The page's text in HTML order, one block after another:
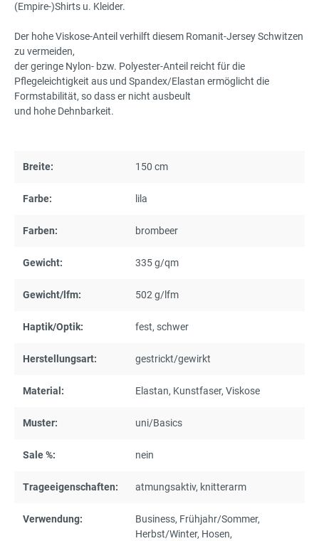
(Empire-)Shirts u. Kleider.
Der hohe Viskose-Anteil verhilft diesem Romanit-Jersey Schwitzen
zu vermeiden,
der geringe Nylon- bzw. Polyester-Anteil reicht für die
Pflegeleichtigkeit aus und Spandex/Elastan ermöglicht die
Formstabilität, so dass er nicht ausbeult
und hohe Dehnbarkeit.
Breite: 150 cm
Farbe: lila
Farben: brombeer
Gewicht: 335 g/qm
Gewicht/lfm: 502 g/lfm
Haptik/Optik: fest, schwer
Herstellungsart: gestrickt/gewirkt
Material: Elastan, Kunstfaser, Viskose
Muster: uni/Basics
Sale %: nein
Trageeigenschaften: atmungsaktiv, knitterarm
Verwendung: Business, Frühjahr/Sommer,
Herbst/Winter, Hosen,